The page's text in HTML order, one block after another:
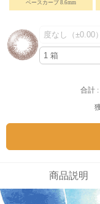
ベースカーブ 8.6mm
合計 :
商品説明